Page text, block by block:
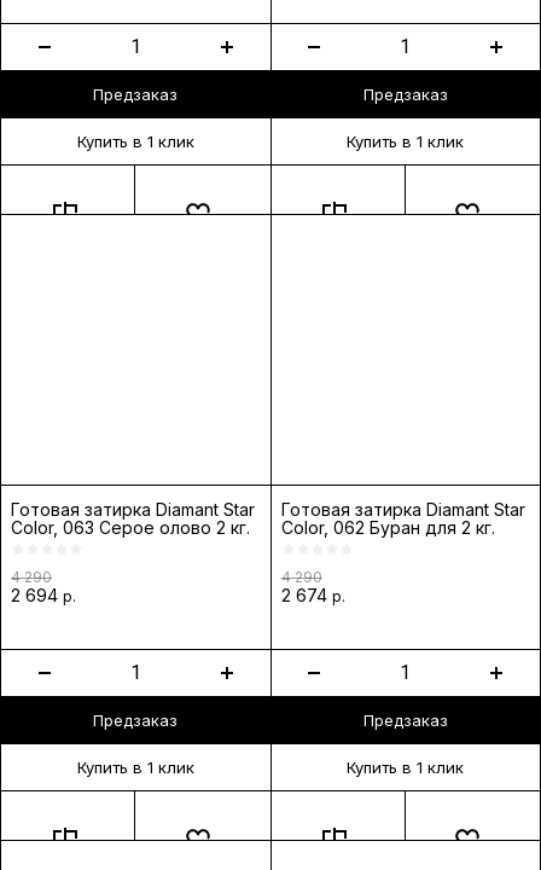
Предзаказ
Купить в 1 клик
Предзаказ
Купить в 1 клик
Готовая затирка Diamant Star
Color, 063 Серое олово 2 кг.
4 290
2 694 р.
Предзаказ
Купить в 1 клик
Готовая затирка Diamant Star
Color, 062 Буран для 2 кг.
4 290
2 674 р.
Предзаказ
Купить в 1 клик